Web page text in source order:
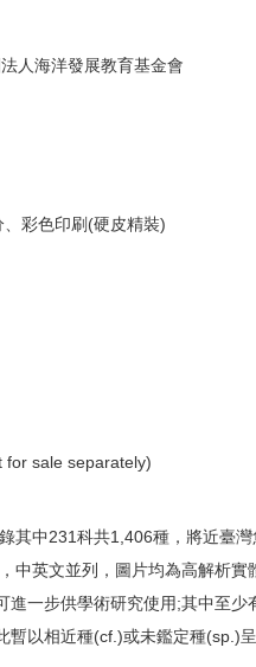
人海洋發展教育基金會
彩色印刷(硬皮精裝)
for sale separately)
其中231科共1,406種，將近臺
中英文並列，圖片均為高解析
進一步供學術研究使用;其中至
暫以相近種(cf.)或未鑑定種(sp.)